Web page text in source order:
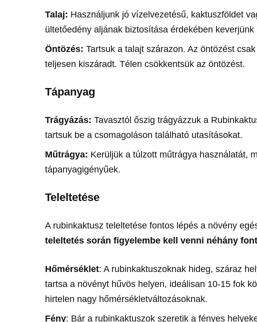
Talaj: Használjunk jó vízelvezetésű, kaktuszföldet
ültetőedény aljának biztosítása érdekében
Öntözés: Tartsuk a talajt szárazon. Az öntözést
teljesen kiszáradt. Télen csökkentsük az öntözést.
Tápanyag
Trágyázás: Tavasztól őszig trágyázzuk a
tartsuk be a csomagoláson található utasításokat.
Műtrágya: Kerüljük a túlzott műtrágya használatát,
tápanyagigényűek.
Teleltetése
A rubinkaktusz teleltetése fontos lépés a növény
teleltetés során figyelembe kell venni néhány
Hőmérséklet: A rubinkaktuszoknak hideg, száraz
tartsa a növényt hűvös helyen, ideálisan 10-15 fok
hirtelen nagy hőmérsékletváltozásoknak.
Fény: Bár a rubinkaktuszok szeretik a fényes